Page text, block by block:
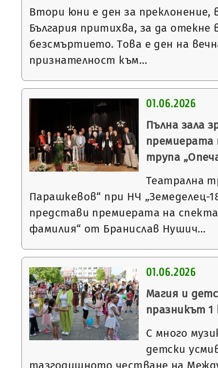
Втори юни е ден за
България притихва, за да отекне
безсмъртието. Това е ден на
признателност към…
01.06.2026
Пълна зала
премиерата
трупа
Театрална
Парашкевов“ при НЧ „Земеделец-
представи премиерата на
фамилия“ от Бранислав Нушич…
01.06.2026
Магия и
празникът
С много
детски
тазгодишното честване на